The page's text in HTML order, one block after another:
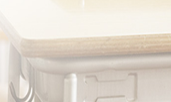
期间，十分注重学校文化建设，
光，让每个师生都有幸福感和
地的变化，先后获评全国国防
校等荣誉称号，主持多项国家级
教育》等专业报刊发表，高考成